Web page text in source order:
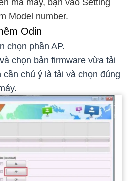
mã máy, bạn vào Setting
Model number.
Odin
chọn phần AP.
chọn bản firmware vừa tải
chú ý là tải và chọn đúng